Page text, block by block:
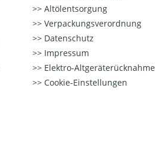
Altölentsorgung
Verpackungsverordnung
Datenschutz
Impressum
Elektro-Altgeräterücknahme
Cookie-Einstellungen